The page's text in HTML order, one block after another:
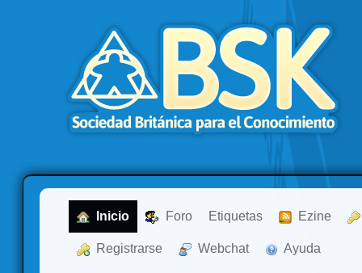
Inicio Foro Etiquetas Ezine
Registrarse Webchat Ayuda